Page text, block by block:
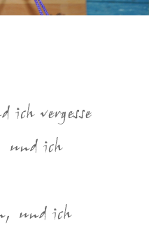
ich vergesse
und ich
und ich